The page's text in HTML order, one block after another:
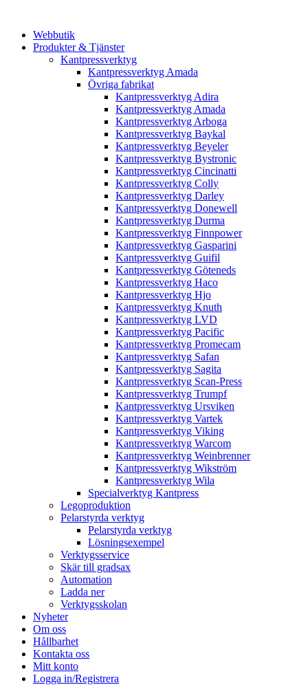
Webbutik
Produkter & Tjänster
Kantpressverktyg
Kantpressverktyg Amada
Övriga fabrikat
Kantpressverktyg Adira
Kantpressverktyg Amada
Kantpressverktyg Arboga
Kantpressverktyg Baykal
Kantpressverktyg Beyeler
Kantpressverktyg Bystronic
Kantpressverktyg Cincinatti
Kantpressverktyg Colly
Kantpressverktyg Darley
Kantpressverktyg Donewell
Kantpressverktyg Durma
Kantpressverktyg Finnpower
Kantpressverktyg Gasparini
Kantpressverktyg Guifil
Kantpressverktyg Göteneds
Kantpressverktyg Haco
Kantpressverktyg Hjo
Kantpressverktyg Knuth
Kantpressverktyg LVD
Kantpressverktyg Pacific
Kantpressverktyg Promecam
Kantpressverktyg Safan
Kantpressverktyg Sagita
Kantpressverktyg Scan-Press
Kantpressverktyg Trumpf
Kantpressverktyg Ursviken
Kantpressverktyg Vartek
Kantpressverktyg Viking
Kantpressverktyg Warcom
Kantpressverktyg Weinbrenner
Kantpressverktyg Wikström
Kantpressverktyg Wila
Specialverktyg Kantpress
Legoproduktion
Pelarstyrda verktyg
Pelarstyrda verktyg
Lösningsexempel
Verktygsservice
Skär till gradsax
Automation
Ladda ner
Verktygsskolan
Nyheter
Om oss
Hållbarhet
Kontakta oss
Mitt konto
Logga in/Registrera